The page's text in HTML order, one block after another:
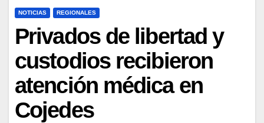
NOTICIAS REGIONALES
Privados de libertad y
custodios recibieron
atención médica en
Cojedes